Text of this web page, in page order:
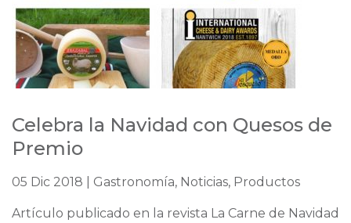
Celebra la Navidad con Quesos de
Premio
05 Dic 2018 | Gastronomía, Noticias, Productos
Artículo publicado en la revista La Carne de Navidad